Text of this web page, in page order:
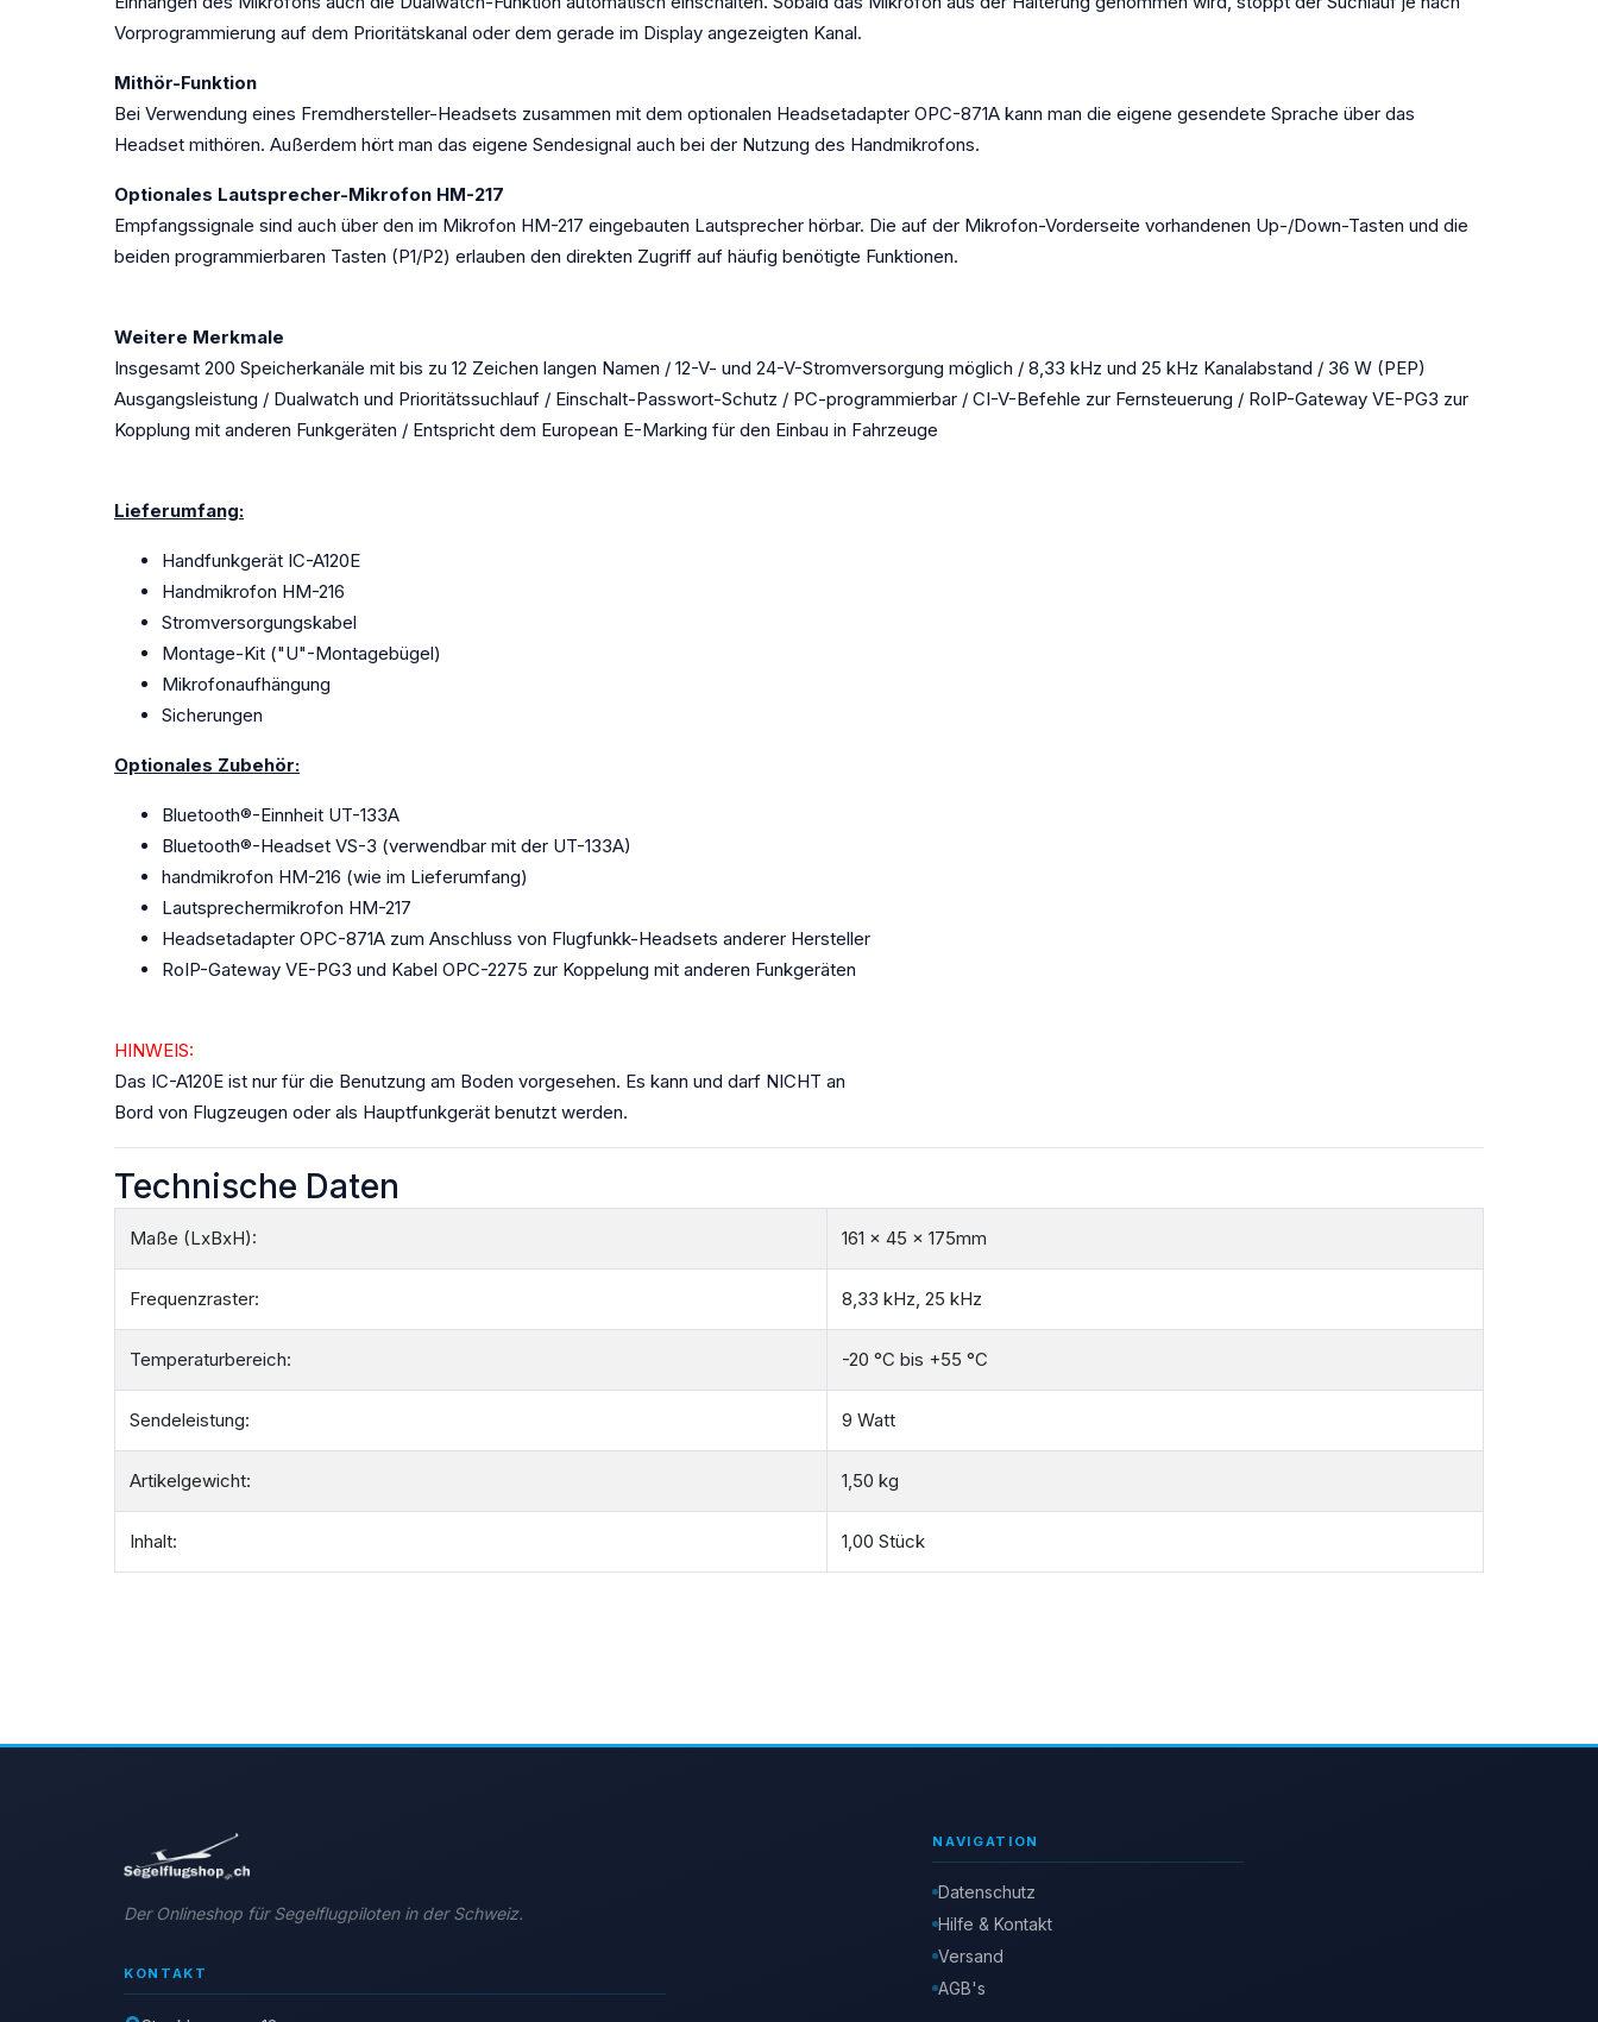
Vorprogrammierung auf dem Prioritätskanal oder dem gerade im Display angezeigten Kanal.
Mithör-Funktion
Bei Verwendung eines Fremdhersteller-Headsets zusammen mit dem optionalen Headsetadapter OPC-871A kann man die eigene gesendete Sprache über das
Headset mithören. Außerdem hört man das eigene Sendesignal auch bei der Nutzung des Handmikrofons.
Optionales Lautsprecher-Mikrofon HM-217
Empfangssignale sind auch über den im Mikrofon HM-217 eingebauten Lautsprecher hörbar. Die auf der Mikrofon-Vorderseite vorhandenen Up-/Down-Tasten und die
beiden programmierbaren Tasten (P1/P2) erlauben den direkten Zugriff auf häufig benötigte Funktionen.
Weitere Merkmale
Insgesamt 200 Speicherkanäle mit bis zu 12 Zeichen langen Namen / 12-V- und 24-V-Stromversorgung möglich / 8,33 kHz und 25 kHz Kanalabstand / 36 W (PEP)
Ausgangsleistung / Dualwatch und Prioritätssuchlauf / Einschalt-Passwort-Schutz / PC-programmierbar / CI-V-Befehle zur Fernsteuerung / RoIP-Gateway VE-PG3 zur
Kopplung mit anderen Funkgeräten / Entspricht dem European E-Marking für den Einbau in Fahrzeuge
Lieferumfang:
Handfunkgerät IC-A120E
Handmikrofon HM-216
Stromversorgungskabel
Montage-Kit ("U"-Montagebügel)
Mikrofonaufhängung
Sicherungen
Optionales Zubehör:
Bluetooth®-Einnheit UT-133A
Bluetooth®-Headset VS-3 (verwendbar mit der UT-133A)
handmikrofon HM-216 (wie im Lieferumfang)
Lautsprechermikrofon HM-217
Headsetadapter OPC-871A zum Anschluss von Flugfunkk-Headsets anderer Hersteller
RoIP-Gateway VE-PG3 und Kabel OPC-2275 zur Koppelung mit anderen Funkgeräten
HINWEIS:
Das IC-A120E ist nur für die Benutzung am Boden vorgesehen. Es kann und darf NICHT an
Bord von Flugzeugen oder als Hauptfunkgerät benutzt werden.
Technische Daten
Maße (LxBxH): 161 x 45 x 175mm
Frequenzraster: 8,33 kHz, 25 kHz
Temperaturbereich: -20 °C bis +55 °C
Sendeleistung: 9 Watt
Artikelgewicht: 1,50 kg
Inhalt: 1,00 Stück
Der Onlineshop für Segelflugpiloten in der Schweiz.
KONTAKT
NAVIGATION
Datenschutz
Hilfe & Kontakt
Versand
AGB's